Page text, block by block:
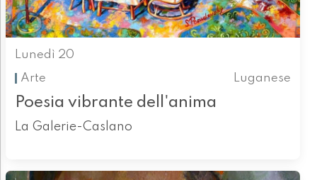
Lunedì 20
Arte
Luganese
Poesia vibrante dell'anima
La Galerie-Caslano